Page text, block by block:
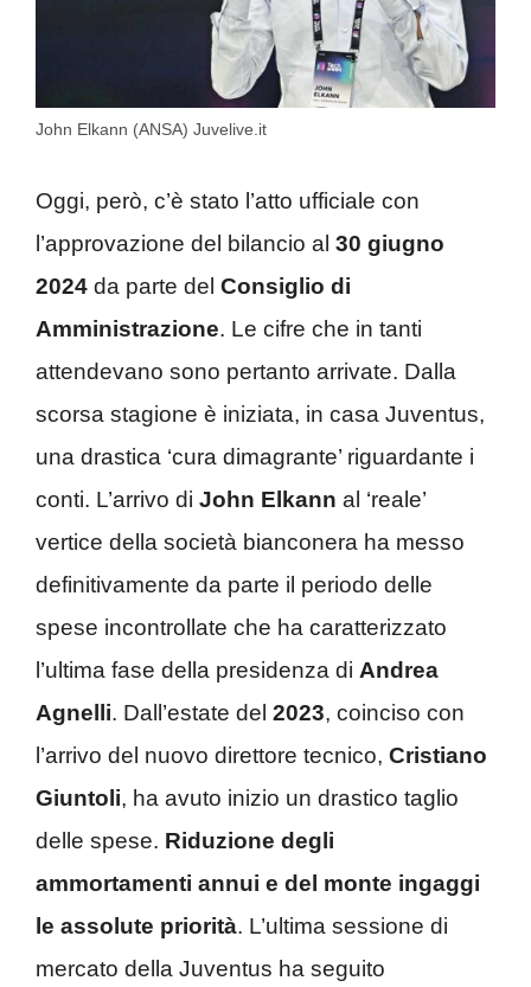
John Elkann (ANSA) Juvelive.it
Oggi, però, c’è stato l’atto ufficiale con
l’approvazione del bilancio al 30 giugno
2024 da parte del Consiglio di
Amministrazione. Le cifre che in tanti
attendevano sono pertanto arrivate. Dalla
scorsa stagione è iniziata, in casa Juventus,
una drastica ‘cura dimagrante’ riguardante i
conti. L’arrivo di John Elkann al ‘reale’
vertice della società bianconera ha messo
definitivamente da parte il periodo delle
spese incontrollate che ha caratterizzato
l’ultima fase della presidenza di Andrea
Agnelli. Dall’estate del 2023, coinciso con
l’arrivo del nuovo direttore tecnico, Cristiano
Giuntoli, ha avuto inizio un drastico taglio
delle spese. Riduzione degli
ammortamenti annui e del monte ingaggi
le assolute priorità. L’ultima sessione di
mercato della Juventus ha seguito